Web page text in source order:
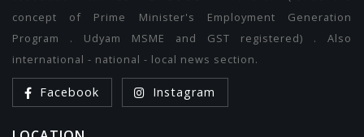
concept of Prime Minister's Employment Generation
Program . Udyam MSME and GST registered) . Also
international - national - local news section.
Facebook Instagram